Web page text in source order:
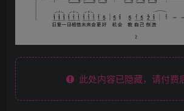
此处内容已隐藏，请付费